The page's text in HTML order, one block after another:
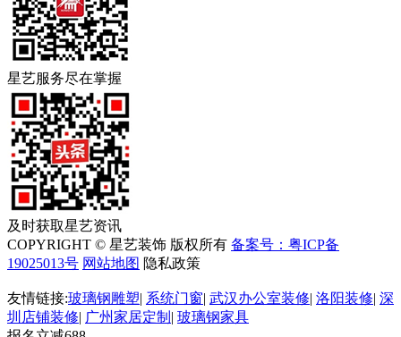
星艺服务尽在掌握
及时获取星艺资讯
COPYRIGHT © 星艺装饰 版权所有 备案号：粤ICP备
19025013号 网站地图 隐私政策
友情链接:玻璃钢雕塑| 系统门窗| 武汉办公室装修| 洛阳装修| 深
圳店铺装修| 广州家居定制 | 玻璃钢家具